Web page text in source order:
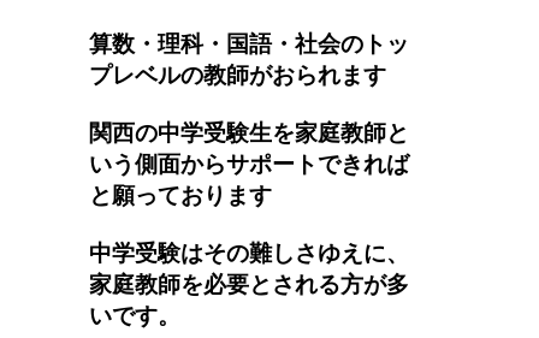
算数・理科・国語・社会のトッ
プレベルの教師がおられます
関西の中学受験生を家庭教師と
いう側面からサポートできれば
と願っております
中学受験はその難しさゆえに、
家庭教師を必要とされる方が多
いです。